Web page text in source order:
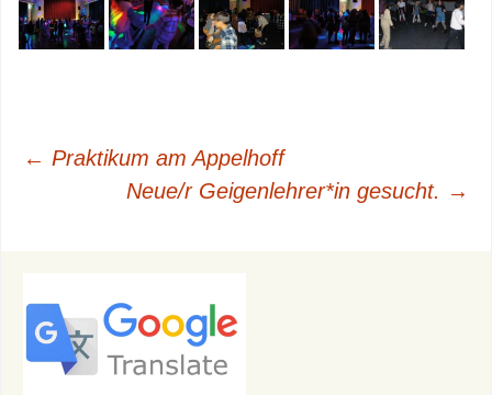
Beitragsnavigation
← Praktikum am Appelhoff
Neue/r Geigenlehrer*in gesucht. →